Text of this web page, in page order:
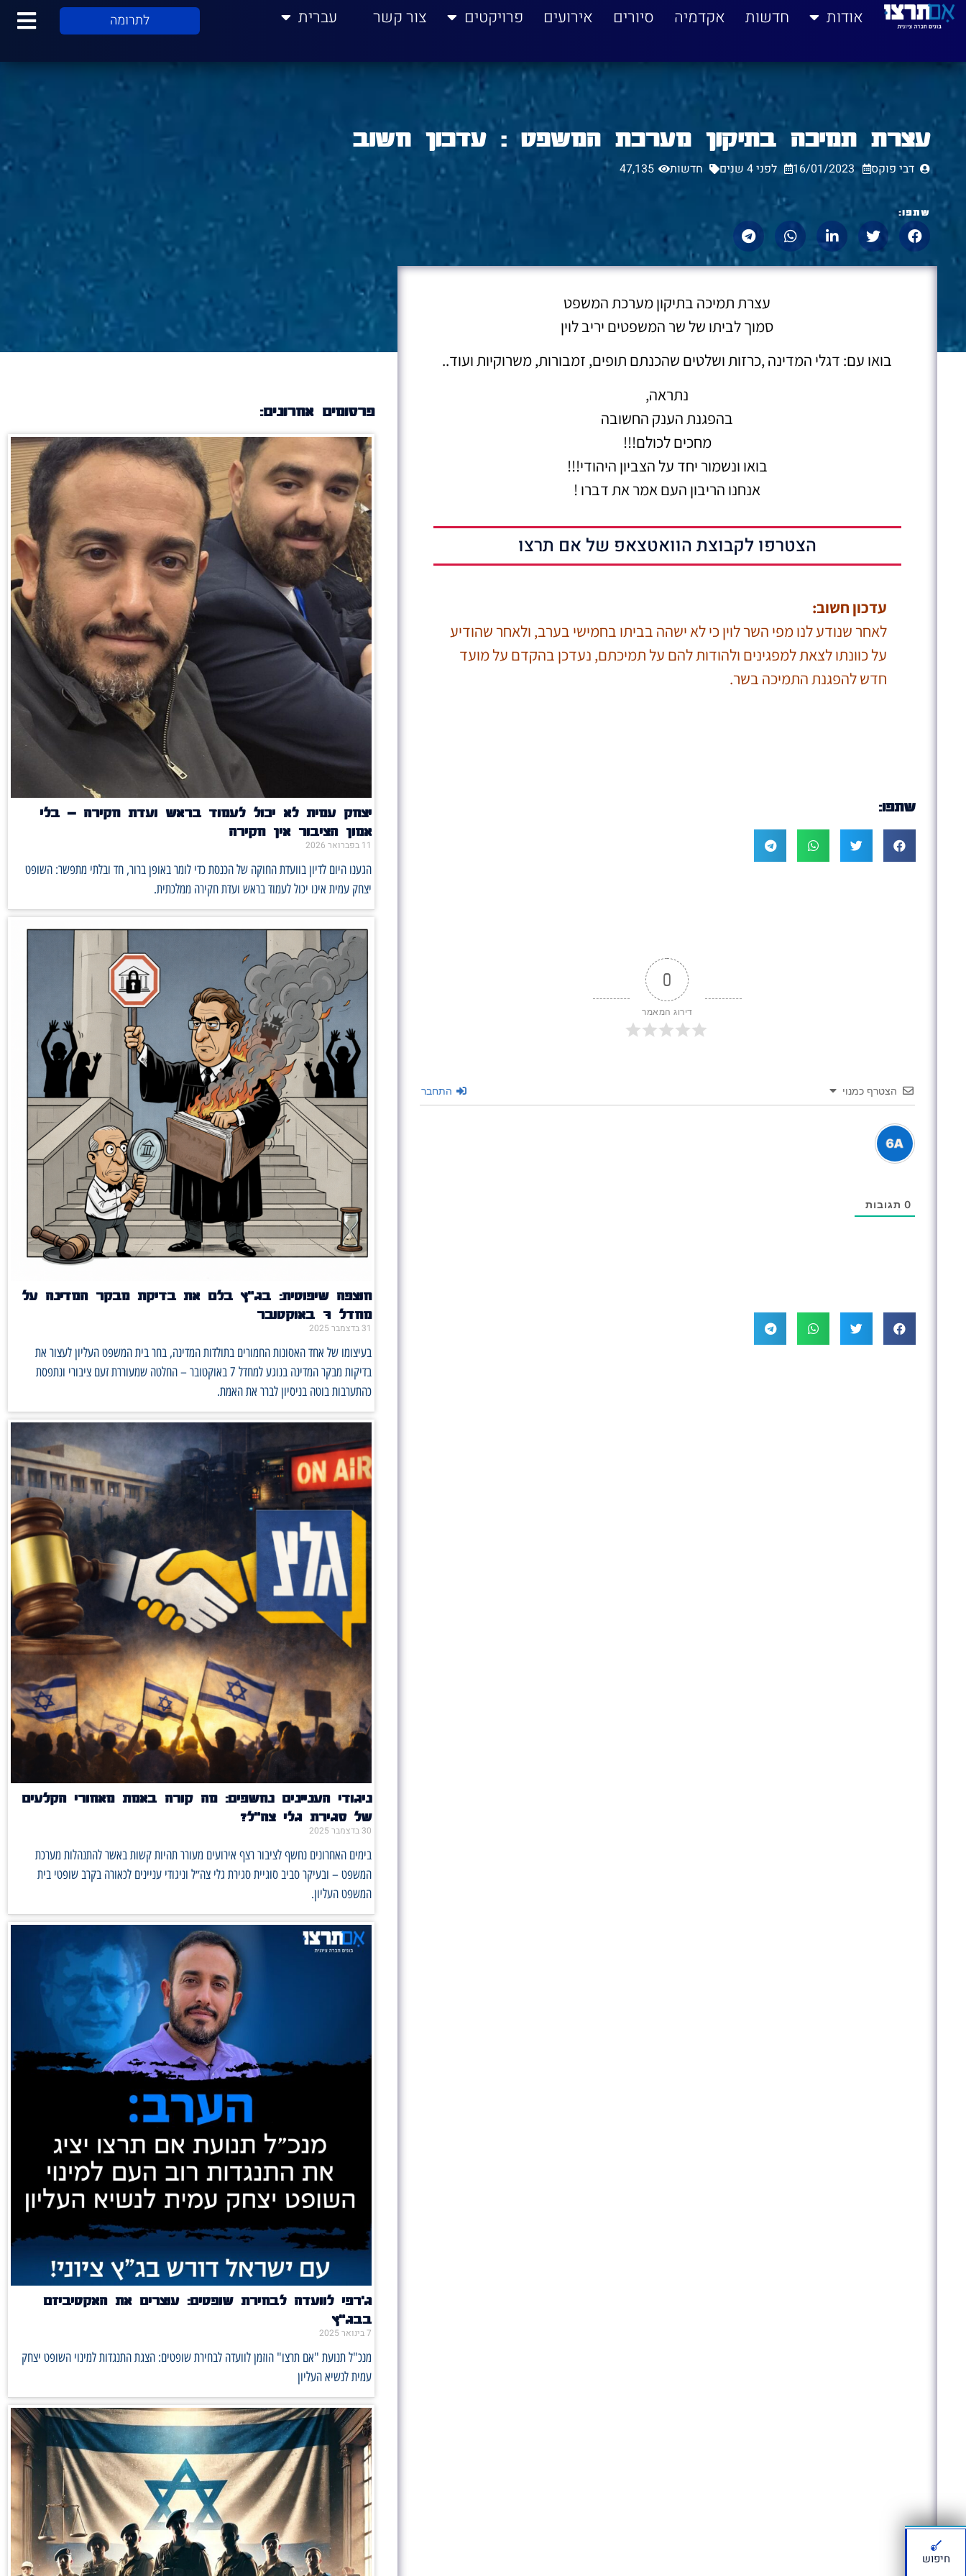
לתוכן אודות חדשות אקדמיה סיורים אירועים פרויקטים צור קשר עברית לתרומה
עצרת תמיכה בתיקון מערכת המשפט : עדכון חשוב
דבי פוקס 16/01/2023 לפני 4 שנים חדשות 47,135
שתפו:
עצרת תמיכה בתיקון מערכת המשפט
סמוך לביתו של שר המשפטים יריב לוין
בואו עם: דגלי המדינה ,כרזות ושלטים שהכנתם תופים, זמבורות, משרוקיות ועוד..
נתראה,
בהפגנת הענק החשובה
מחכים לכולם!!!
בואו ונשמור יחד על הצביון היהודי!!!
אנחנו הריבון העם אמר את דברו !
הצטרפו לקבוצת הוואטצאפ של אם תרצו
עדכון חשוב:
לאחר שנודע לנו מפי השר לוין כי לא ישהה בביתו בחמישי בערב, ולאחר שהודיע
על כוונתו לצאת למפגינים ולהודות להם על תמיכתם, נעדכן בהקדם על מועד
חדש להפגנת התמיכה בשר.
שתפו:
0
דירוג המאמר
הצטרף כמנוי התחבר
0 תגובות
פרסומים אחרונים:
יצחק עמית לא יכול לעמוד בראש ועדת חקירה – בלי
אמון הציבור אין חקירה
11 בפברואר 2026
הגענו היום לדיון בוועדת החוקה של הכנסת כדי לומר באופן ברור, חד ובלתי מתפשר: השופט
יצחק עמית אינו יכול לעמוד בראש ועדת חקירה ממלכתית.
חוצפה שיפוטית: בג״ץ בלם את בדיקת מבקר המדינה על
מחדל 7 באוקטובר
31 בדצמבר 2025
בעיצומו של אחד האסונות החמורים בתולדות המדינה, בחר בית המשפט העליון לעצור את
בדיקות מבקר המדינה בנוגע למחדל 7 באוקטובר – החלטה שמעוררת זעם ציבורי ונתפסת
כהתערבות בוטה בניסיון לברר את האמת.
ניגודי העניינים נחשפים: מה קורה באמת מאחורי הקלעים
של סגירת גלי צה"ל?
30 בדצמבר 2025
בימים האחרונים נחשף לציבור רצף אירועים מעורר תהיות קשות באשר להתנהלות מערכת
המשפט – ובעיקר סביב סוגיית סגירת גלי צה״ל וניגודי עניינים לכאורה בקרב שופטי בית
המשפט העליון.
ג'רפי לוועדה לבחירת שופטים: עוצרים את האקטיביזם
בבג"ץ
7 בינואר 2025
מנכ"ל תנועת "אם תרצו" הוזמן לוועדה לבחירת שופטים: הצגת התנגדות למינוי השופט יצחק
עמית לנשיא העליון
חיפוש